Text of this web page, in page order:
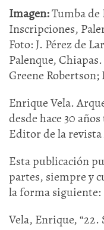
Imagen:Tumba de
Inscripciones,
Foto: J. Pérez de
Palenque,
Greene
Enrique Vela.
desde hace 30
Editor de la revista
Esta publicación
partes, siempre y
la forma siguiente:
Vela, Enrique,